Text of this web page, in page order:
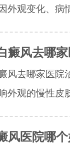
外观变化、病
癜风去哪
风去哪家医院
外观的慢性皮
风医院哪